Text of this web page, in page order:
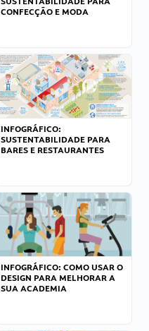
CONFECÇÃO E MODA
INFOGRÁFICO:
SUSTENTABILIDADE PARA
BARES E RESTAURANTES
INFOGRÁFICO: COMO USAR O
DESIGN PARA MELHORAR A
SUA ACADEMIA